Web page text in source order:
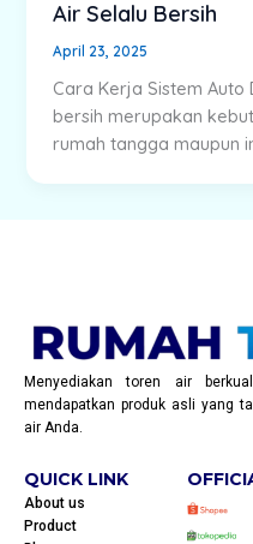
Air Selalu Bersih
April 23, 2025
Cara Kerja Sistem Auto
bersih merupakan
rumah tangga maupun
Menyediakan toren air
mendapatkan produk asli yang
air Anda.
QUICK LINK
About us
Product